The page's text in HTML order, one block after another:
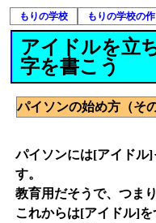
もりの学校 もりの学校の
アイドルを立
字を書こう
パイソンの始め方（そ
パイソンには[アイドル
す。
教育用だそうで、つま
これからは[アイドル]